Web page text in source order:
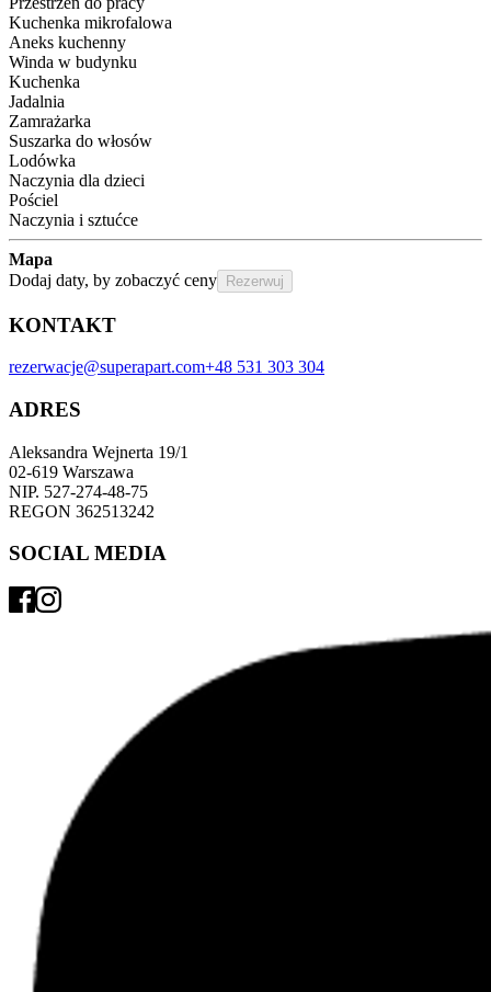
Kuchenka mikrofalowa
Aneks kuchenny
Winda w budynku
Kuchenka
Jadalnia
Zamrażarka
Suszarka do włosów
Lodówka
Naczynia dla dzieci
Pościel
Naczynia i sztućce
Mapa
Dodaj daty, by zobaczyć ceny
Rezerwuj
KONTAKT
rezerwacje@superapart.com+48 531 303 304
ADRES
Aleksandra Wejnerta 19/1
02-619 Warszawa
NIP. 527-274-48-75
REGON 362513242
SOCIAL MEDIA